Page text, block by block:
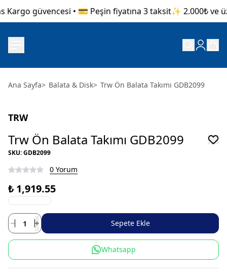
güvencesi • 💳 Peşin fiyatına 3 taksit✨ 2.000₺ ve
Ana Sayfa> Balata & Disk> Trw Ön Balata Takımı GDB2099
TRW
Trw Ön Balata Takımı GDB2099
SKU:GDB2099
0 Yorum
₺ 1,919.55
Sepete Ekle
Whatsapp